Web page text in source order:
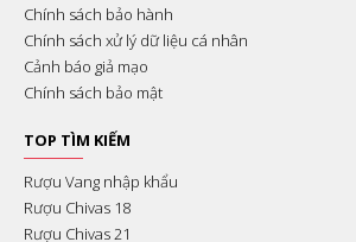
Chính sách bảo hành
Chính sách xử lý dữ liệu cá nhân
Cảnh báo giả mạo
Chính sách bảo mật
TOP TÌM KIẾM
Rượu Vang nhập khẩu
Rượu Chivas 18
Rượu Chivas 21